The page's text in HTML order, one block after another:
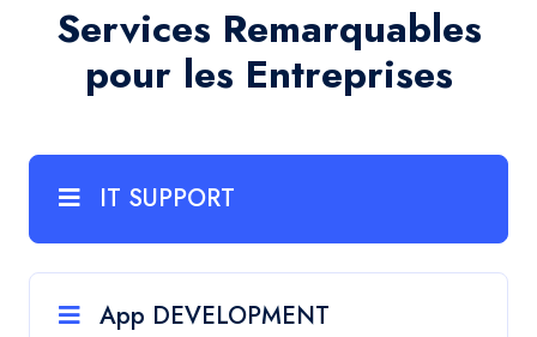
Services Remarquables
pour les Entreprises
IT SUPPORT
App DEVELOPMENT